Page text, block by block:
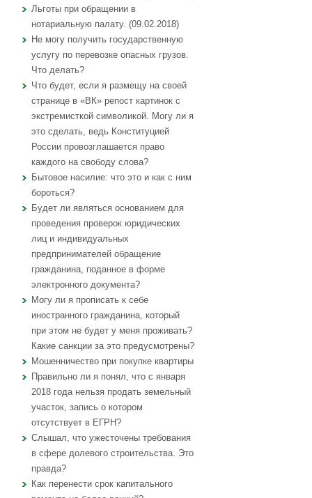
Льготы при обращении в
нотариальную палату. (09.02.2018)
Не могу получить государственную
услугу по перевозке опасных грузов.
Что делать?
Что будет, если я размещу на своей
странице в «ВК» репост картинок с
экстремисткой символикой. Могу ли я
это сделать, ведь Конституцией
России провозглашается право
каждого на свободу слова?
Бытовое насилие: что это и как с ним
бороться?
Будет ли являться основанием для
проведения проверок юридических
лиц и индивидуальных
предпринимателей обращение
гражданина, поданное в форме
электронного документа?
Могу ли я прописать к себе
иностранного гражданина, который
при этом не будет у меня проживать?
Какие санкции за это предусмотрены?
Мошенничество при покупке квартиры
Правильно ли я понял, что с января
2018 года нельзя продать земельный
участок, запись о котором
отсутствует в ЕГРН?
Слышал, что ужесточены требования
в сфере долевого строительства. Это
правда?
Как перенести срок капитального